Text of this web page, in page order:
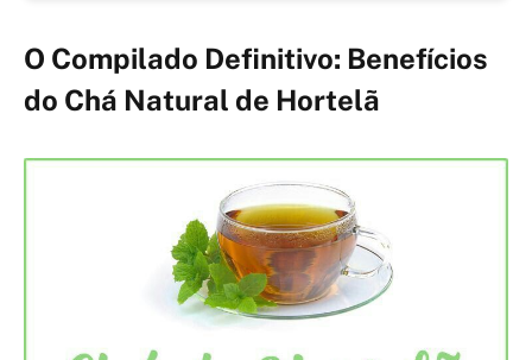
O Compilado Definitivo: Benefícios
do Chá Natural de Hortelã